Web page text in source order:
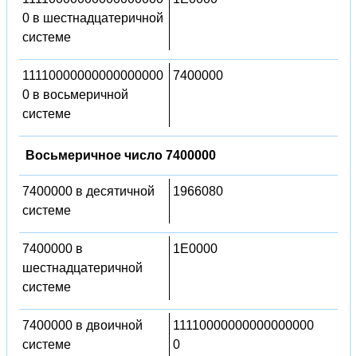
0 в шестнадцатеричной
системе
11110000000000000000
0 в восьмеричной
системе
7400000
Восьмеричное число 7400000
7400000 в десятичной
системе
1966080
7400000 в
шестнадцатеричной
системе
1E0000
7400000 в двоичной
системе
11110000000000000000
0